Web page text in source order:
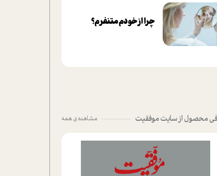
چرا از خودم متنفرم؟
محصول از سایت موفقیت مشاهده ی همه